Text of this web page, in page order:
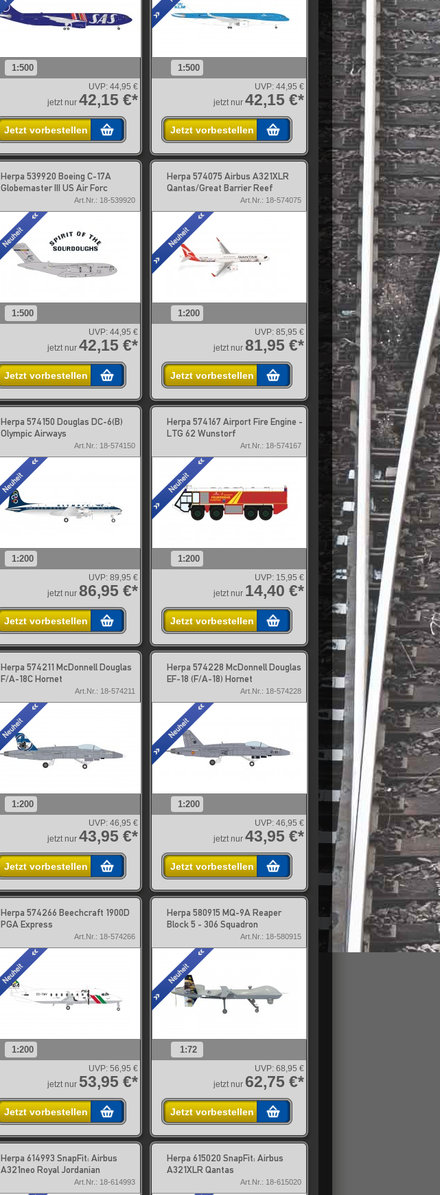
1:500
UVP: 44,95 €
jetzt nur 42,15 €*
Jetzt vorbestellen
1:500
UVP: 44,95 €
jetzt nur 42,15 €*
Jetzt vorbestellen
Herpa 539920 Boeing C-17A
Globemaster III US Air Forc
Art.Nr.: 18-539920
1:500
UVP: 44,95 €
jetzt nur 42,15 €*
Jetzt vorbestellen
Herpa 574075 Airbus A321XLR
Qantas/Great Barrier Reef
Art.Nr.: 18-574075
1:200
UVP: 85,95 €
jetzt nur 81,95 €*
Jetzt vorbestellen
Herpa 574150 Douglas DC-6(B)
Olympic Airways
Art.Nr.: 18-574150
1:200
UVP: 89,95 €
jetzt nur 86,95 €*
Jetzt vorbestellen
Herpa 574167 Airport Fire Engine -
LTG 62 Wunstorf
Art.Nr.: 18-574167
1:200
UVP: 15,95 €
jetzt nur 14,40 €*
Jetzt vorbestellen
Herpa 574211 McDonnell Douglas
F/A-18C Hornet
Art.Nr.: 18-574211
1:200
UVP: 46,95 €
jetzt nur 43,95 €*
Jetzt vorbestellen
Herpa 574228 McDonnell Douglas
EF-18 (F/A-18) Hornet
Art.Nr.: 18-574228
1:200
UVP: 46,95 €
jetzt nur 43,95 €*
Jetzt vorbestellen
Herpa 574266 Beechcraft 1900D
PGA Express
Art.Nr.: 18-574266
1:200
UVP: 56,95 €
jetzt nur 53,95 €*
Jetzt vorbestellen
Herpa 580915 MQ-9A Reaper
Block 5 - 306 Squadron
Art.Nr.: 18-580915
1:72
UVP: 68,95 €
jetzt nur 62,75 €*
Jetzt vorbestellen
Herpa 614993 SnapFit: Airbus
A321neo Royal Jordanian
Art.Nr.: 18-614993
Herpa 615020 SnapFit: Airbus
A321XLR Qantas
Art.Nr.: 18-615020